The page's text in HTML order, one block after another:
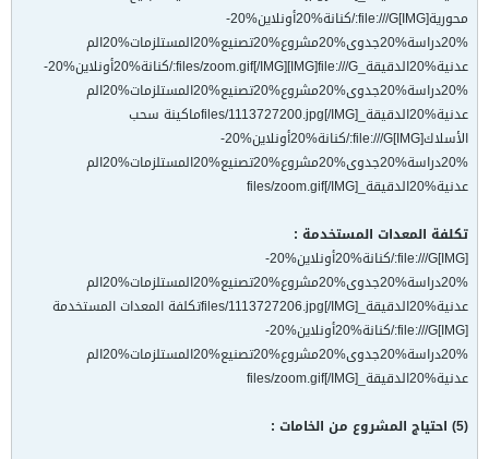
محورية[IMG]file:///G:/كنانة%20أونلاين%20-
%20دراسة%20جدوى%20مشروع%20تصنيع%20المستلزمات%20الم
عدنية%20الدقيقة_files/zoom.gif[/IMG][IMG]file:///G:/كنانة%20أونلاين%20-
%20دراسة%20جدوى%20مشروع%20تصنيع%20المستلزمات%20الم
عدنية%20الدقيقة_files/1113727200.jpg[/IMG]ماكينة سحب
الأسلاك[IMG]file:///G:/كنانة%20أونلاين%20-
%20دراسة%20جدوى%20مشروع%20تصنيع%20المستلزمات%20الم
عدنية%20الدقيقة_files/zoom.gif[/IMG]
تكلفة المعدات المستخدمة :
[IMG]file:///G:/كنانة%20أونلاين%20-
%20دراسة%20جدوى%20مشروع%20تصنيع%20المستلزمات%20الم
عدنية%20الدقيقة_files/1113727206.jpg[/IMG]تكلفة المعدات المستخدمة
[IMG]file:///G:/كنانة%20أونلاين%20-
%20دراسة%20جدوى%20مشروع%20تصنيع%20المستلزمات%20الم
عدنية%20الدقيقة_files/zoom.gif[/IMG]
(5) احتياج المشروع من الخامات :